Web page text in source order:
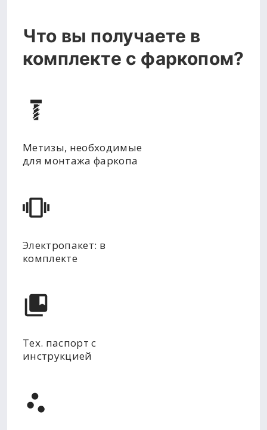
Что вы получаете в
комплекте с фаркопом?
Метизы, необходимые
для монтажа фаркопа
Электропакет: в
комплекте
Тех. паспорт с
инструкцией